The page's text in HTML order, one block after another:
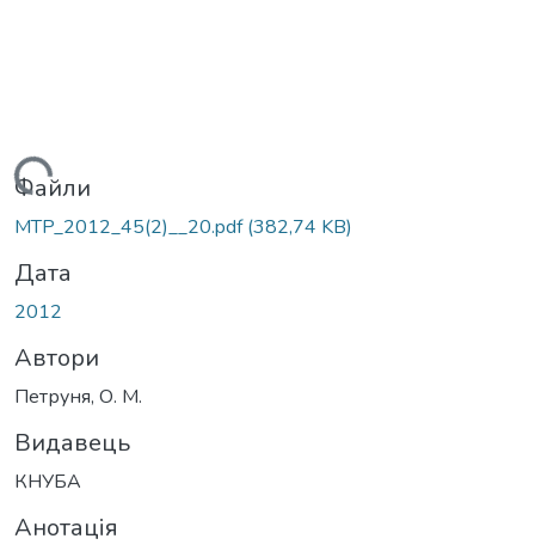
Файли
MTP_2012_45(2)__20.pdf(382,74 KB)
Дата
2012
Автори
Петруня, О. М.
Видавець
КНУБА
Анотація